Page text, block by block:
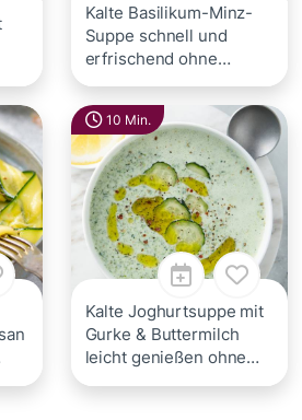
Kalte Basilikum-Minz-
Suppe schnell und
erfrischend ohne
Kochen
10 Min.
Kalte Joghurtsuppe mit
Gurke & Buttermilch
leicht genießen ohne
Kochen